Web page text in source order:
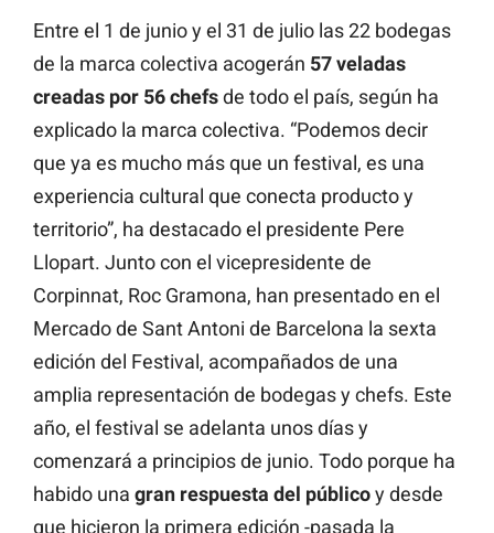
Entre el 1 de junio y el 31 de julio las 22 bodegas
de la marca colectiva acogerán 57 veladas
creadas por 56 chefsde todo el país, según ha
explicado la marca colectiva. “Podemos decir
que ya es mucho más que un festival, es una
experiencia cultural que conecta producto y
territorio”, ha destacado el presidente Pere
Llopart. Junto con el vicepresidente de
Corpinnat, Roc Gramona, han presentado en el
Mercado de Sant Antoni de Barcelona la sexta
edición del Festival, acompañados de una
amplia representación de bodegas y chefs. Este
año, el festival se adelanta unos días y
comenzará a principios de junio. Todo porque ha
habido una gran respuesta del públicoy desde
que hicieron la primera edición -pasada la